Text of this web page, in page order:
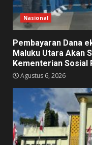
Nasional
Pembayaran Dana
Maluku Utara Akan
Kementerian Sosial
Agustus 6, 2026